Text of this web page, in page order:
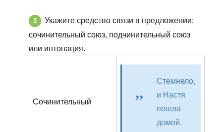
Укажите средство связи в предложении:
сочинительный союз, подчинительный союз
или интонация.
Сочинительный
Стемнело,
и Настя
пошла
домой.